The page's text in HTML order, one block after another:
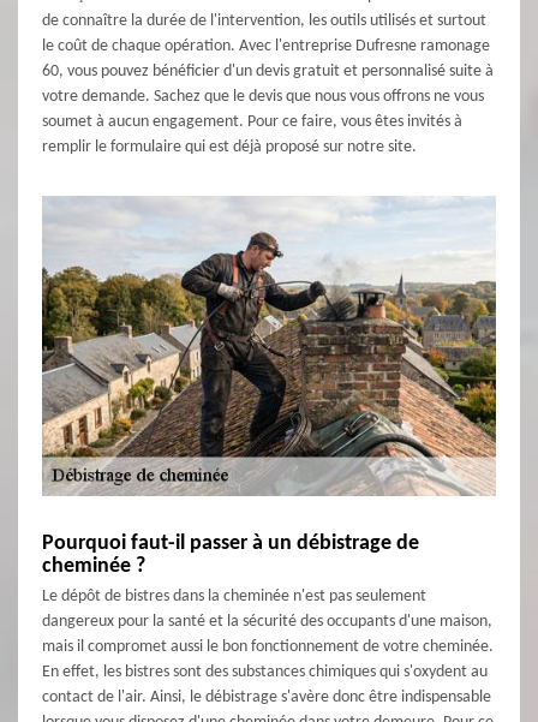
de connaître la durée de l'intervention, les outils utilisés et surtout
le coût de chaque opération. Avec l'entreprise Dufresne ramonage
60, vous pouvez bénéficier d'un devis gratuit et personnalisé suite à
votre demande. Sachez que le devis que nous vous offrons ne vous
soumet à aucun engagement. Pour ce faire, vous êtes invités à
remplir le formulaire qui est déjà proposé sur notre site.
Pourquoi faut-il passer à un débistrage de
cheminée ?
Le dépôt de bistres dans la cheminée n'est pas seulement
dangereux pour la santé et la sécurité des occupants d'une maison,
mais il compromet aussi le bon fonctionnement de votre cheminée.
En effet, les bistres sont des substances chimiques qui s'oxydent au
contact de l'air. Ainsi, le débistrage s'avère donc être indispensable